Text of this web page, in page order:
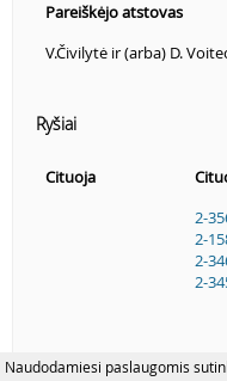
Naudodamiesi paslaugomis
Pareiškėjo atstovas
V.Čivilytė ir (arba) D.
Ryšiai
Cituoja
2-
2-
2-
2-